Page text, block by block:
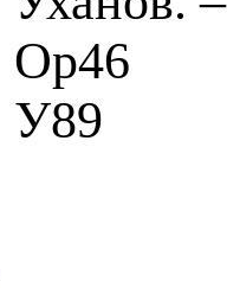
Ор46
У89